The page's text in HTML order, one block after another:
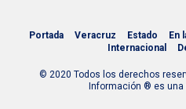
Portada Veracruz Estado En
Internacional
© 2020 Todos los derechos
Información ® es